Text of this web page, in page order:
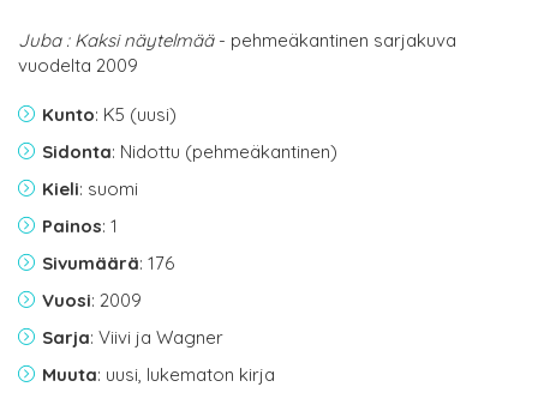
Juba : Kaksi näytelmää- pehmeäkantinen sarjakuva
vuodelta 2009
Kunto: K5 (uusi)
Sidonta: Nidottu (pehmeäkantinen)
Kieli: suomi
Painos: 1
Sivumäärä: 176
Vuosi: 2009
Sarja: Viivi ja Wagner
Muuta: uusi, lukematon kirja